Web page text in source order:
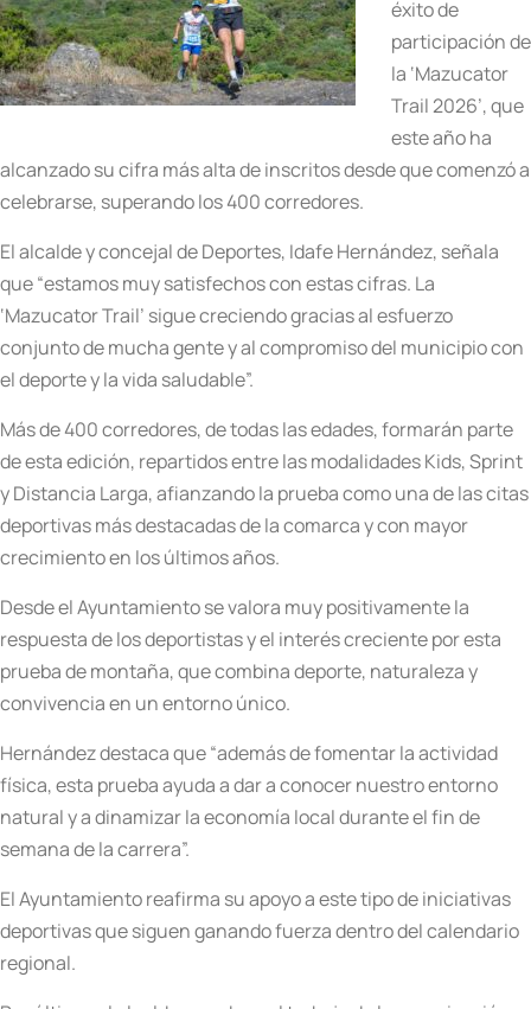
éxito de
participación de
la ‘Mazucator
Trail 2026’, que
este año ha
alcanzado su cifra más alta de inscritos desde que comenzó a
celebrarse, superando los 400 corredores.
El alcalde y concejal de Deportes, Idafe Hernández, señala
que “estamos muy satisfechos con estas cifras. La
‘Mazucator Trail’ sigue creciendo gracias al esfuerzo
conjunto de mucha gente y al compromiso del municipio con
el deporte y la vida saludable”.
Más de 400 corredores, de todas las edades, formarán parte
de esta edición, repartidos entre las modalidades Kids, Sprint
y Distancia Larga, afianzando la prueba como una de las citas
deportivas más destacadas de la comarca y con mayor
crecimiento en los últimos años.
Desde el Ayuntamiento se valora muy positivamente la
respuesta de los deportistas y el interés creciente por esta
prueba de montaña, que combina deporte, naturaleza y
convivencia en un entorno único.
Hernández destaca que “además de fomentar la actividad
física, esta prueba ayuda a dar a conocer nuestro entorno
natural y a dinamizar la economía local durante el fin de
semana de la carrera”.
El Ayuntamiento reafirma su apoyo a este tipo de iniciativas
deportivas que siguen ganando fuerza dentro del calendario
regional.